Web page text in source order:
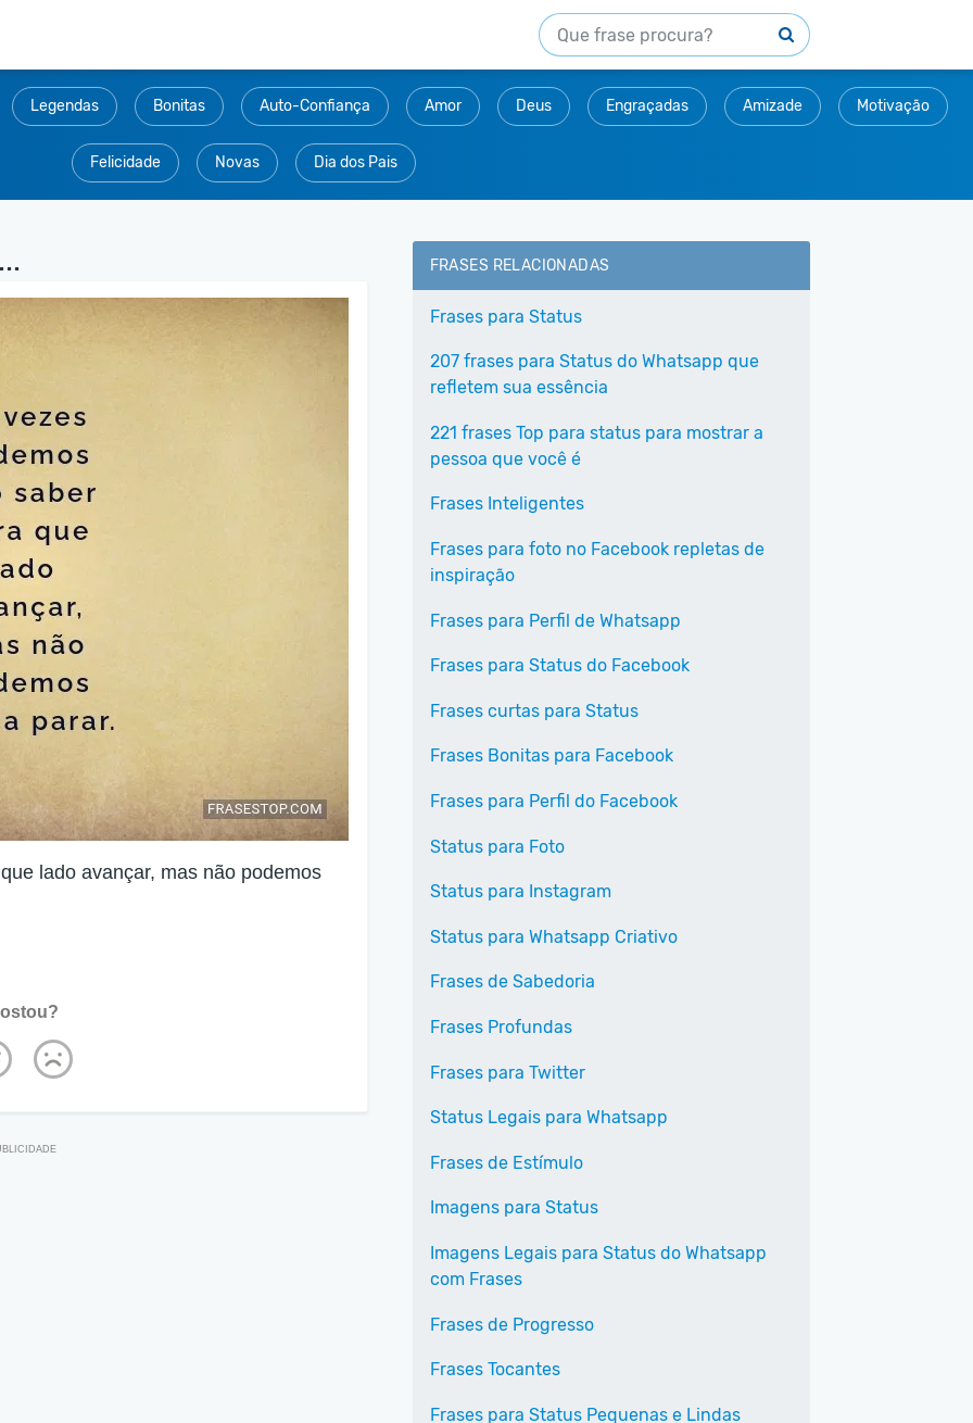
Legendas Bonitas Auto-Confiança Amor Deus Engraçadas Amizade Motivação
Felicidade Novas Dia dos Pais
lado avançar, mas não podemos
FRASES RELACIONADAS
Frases para Status
207 frases para Status do Whatsapp que
refletem sua essência
221 frases Top para status para mostrar a
pessoa que você é
Frases Inteligentes
Frases para foto no Facebook repletas de
inspiração
Frases para Perfil de Whatsapp
Frases para Status do Facebook
Frases curtas para Status
Frases Bonitas para Facebook
Frases para Perfil do Facebook
Status para Foto
Status para Instagram
Status para Whatsapp Criativo
Frases de Sabedoria
Frases Profundas
Frases para Twitter
Status Legais para Whatsapp
Frases de Estímulo
Imagens para Status
Imagens Legais para Status do Whatsapp
com Frases
Frases de Progresso
Frases Tocantes
Frases para Status Pequenas e Lindas